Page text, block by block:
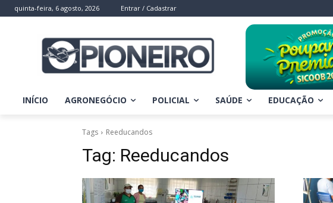
quinta-feira, 6 agosto, 2026 Entrar / Cadastrar
INÍCIO AGRONEGÓCIO POLICIAL SAÚDE EDUCAÇÃO
Tags Reeducandos
Tag: Reeducandos